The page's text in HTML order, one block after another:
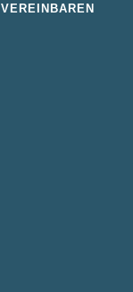
VEREINBAREN